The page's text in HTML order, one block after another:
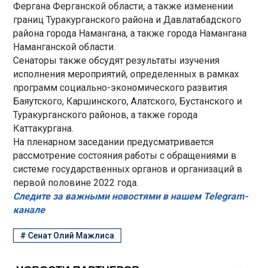
Фергана Ферганской области, а также изменении
границ Туракурганского района и Давлатабадского
района города Намангана, а также города Намангана
Наманганской области.
Сенаторы также обсудят результаты изучения
исполнения мероприятий, определенных в рамках
программ социально-экономического развития
Баяутского, Каршинского, Алатского, Бустанского и
Туракурганского районов, а также города
Каттакургана.
На пленарном заседании предусматривается
рассмотрение состояния работы с обращениями в
системе государственных органов и организаций в
первой половине 2022 года.
Следите за важными новостями в нашем Telegram-
канале
# Сенат Олий Мажлиса